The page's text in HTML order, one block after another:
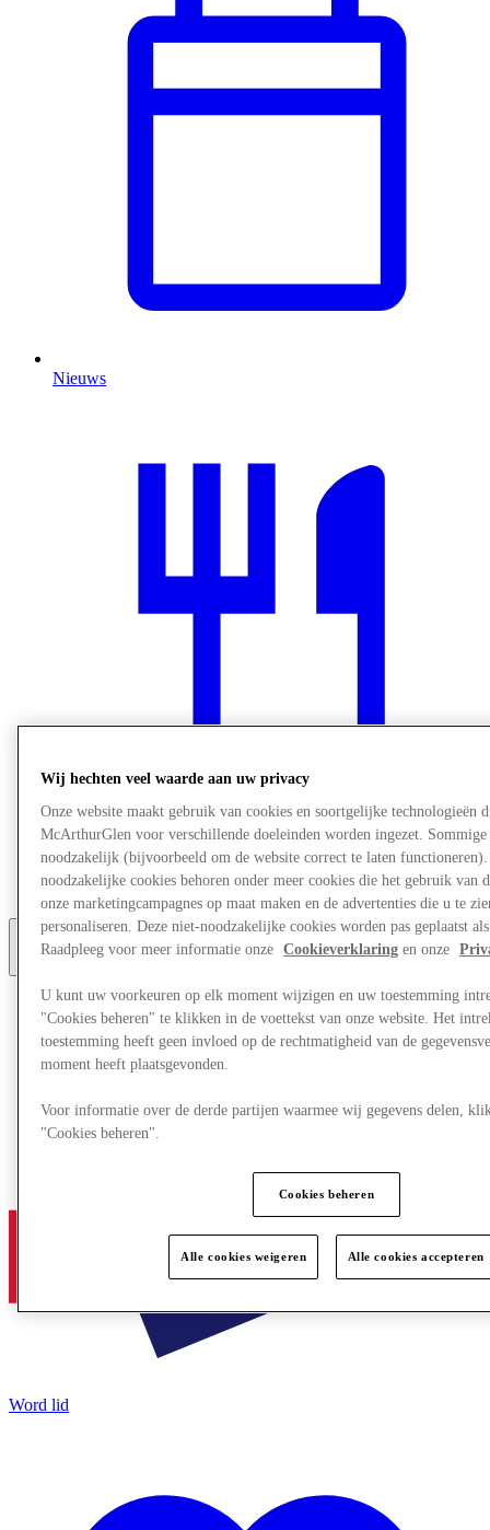
Nieuws
Restaurants
Services
Ontdek de regio
Gift Card
Word lid
Wij hechten veel waarde aan uw privacy
Onze website maakt gebruik van cookies en soortgelijke technologieën
McArthurGlen voor verschillende doeleinden worden ingezet.
noodzakelijk (bijvoorbeeld om de website correct te laten
noodzakelijke cookies behoren onder meer cookies die het gebruik van
onze marketingcampagnes op maat maken en de advertenties die u te
personaliseren. Deze niet-noodzakelijke cookies worden pas geplaatst
Raadpleeg voor meer informatie onze
Cookieverklaring en onze
U kunt uw voorkeuren op elk moment wijzigen en uw toestemming
"Cookies beheren" te klikken in de voettekst van onze website. Het
toestemming heeft geen invloed op de rechtmatigheid van de
moment heeft plaatsgevonden.
Voor informatie over de derde partijen waarmee wij gegevens delen,
"Cookies beheren".
Cookies beheren
Alle cookies weigeren Alle cookies accepteren